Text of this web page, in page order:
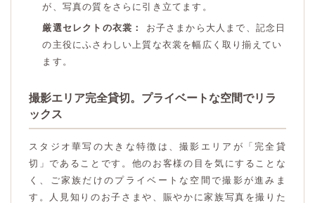
が、写真の質をさらに引き立てます。
厳選セレクトの衣裳：
お子さまから大人まで、記念日
の主役にふさわしい上質な衣裳を幅広く取り揃えてい
ます。
撮影エリア完全貸切。プライベートな空間でリラ
ックス
スタジオ華写の大きな特徴は、撮影エリアが「完全貸
切」であることです。他のお客様の目を気にすることな
く、ご家族だけのプライベートな空間で撮影が進みま
す。人見知りのお子さまや、賑やかに家族写真を撮りた